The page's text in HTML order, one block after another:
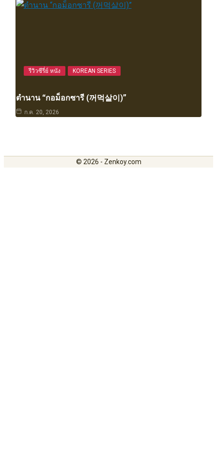
รีวิวซีรี่ย์ หนัง KOREAN SERIES
ตำนาน “กอม็อกซารี (꺼먹살이)”
ก.ค. 20, 2026
© 2026 - Zenkoy.com